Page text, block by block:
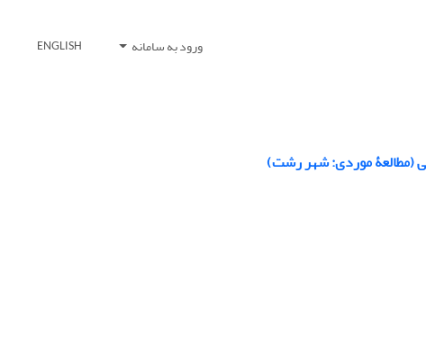
ورود به سامانه ENGLISH
(مطالعۀ موردی: شهر رشت)